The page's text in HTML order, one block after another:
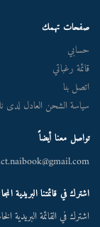
صفحات تهمك
حسابي
قائمة رغباتي
اتصل بنا
سياسة الشحن العادل لدى
تواصل معنا أيضاً
اشترك في قائمتنا البريدية
اشترك في القائمة